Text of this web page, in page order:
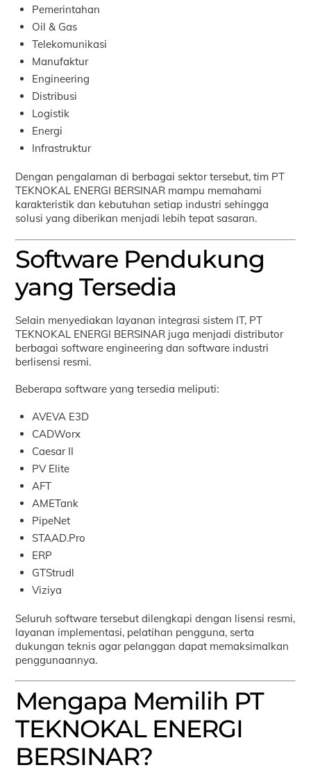
Pemerintahan
Oil & Gas
Telekomunikasi
Manufaktur
Engineering
Distribusi
Logistik
Energi
Infrastruktur
Dengan pengalaman di berbagai sektor tersebut, tim PT
TEKNOKAL ENERGI BERSINAR mampu memahami
karakteristik dan kebutuhan setiap industri sehingga
solusi yang diberikan menjadi lebih tepat sasaran.
Software Pendukung
yang Tersedia
Selain menyediakan layanan integrasi sistem IT, PT
TEKNOKAL ENERGI BERSINAR juga menjadi distributor
berbagai software engineering dan software industri
berlisensi resmi.
Beberapa software yang tersedia meliputi:
AVEVA E3D
CADWorx
Caesar II
PV Elite
AFT
AMETank
PipeNet
STAAD.Pro
ERP
GTStrudl
Viziya
Seluruh software tersebut dilengkapi dengan lisensi resmi,
layanan implementasi, pelatihan pengguna, serta
dukungan teknis agar pelanggan dapat memaksimalkan
penggunaannya.
Mengapa Memilih PT
TEKNOKAL ENERGI
BERSINAR?